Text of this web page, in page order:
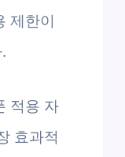
제한이
적용 자
효과적